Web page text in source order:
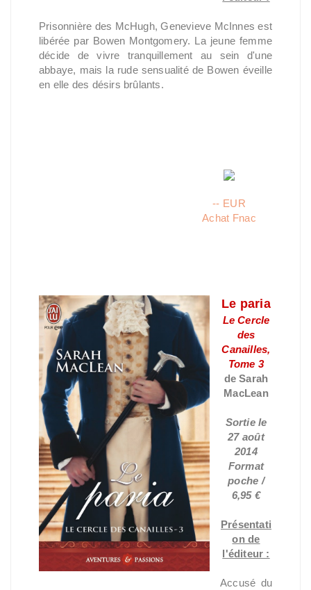
Prisonnière des McHugh, Genevieve McInnes est
libérée par Bowen Montgomery. La jeune femme
décide de vivre tranquillement au sein d'une
abbaye, mais la rude sensualité de Bowen éveille
en elle des désirs brûlants.
-- EUR
Achat Fnac
Le paria
Le Cercle
des
Canailles,
Tome 3
de Sarah
MacLean
Sortie le
27 août
2014
Format
poche /
6,95 €
Présentati
on de
l'éditeur :
Accusé du